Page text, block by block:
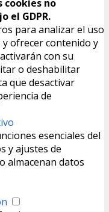
cookies no
el GDPR.
para analizar el uso
ofrecer contenido y
con su
o deshabilitar
que desactivar
de
esenciales del
y ajustes de
almacenan datos